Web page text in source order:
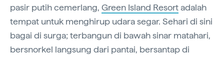
pasir putih cemerlang, Green Island Resortadalah
tempat untuk menghirup udara segar. Sehari di sini
bagai di surga; terbangun di bawah sinar matahari,
bersnorkel langsung dari pantai, bersantap di